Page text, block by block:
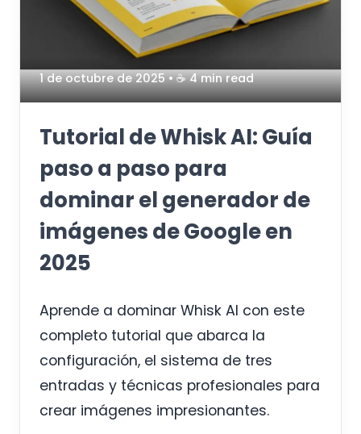
1 de octubre de 2025 • ☕️ 4 min read
Tutorial de Whisk AI: Guía
paso a paso para
dominar el generador de
imágenes de Google en
2025
Aprende a dominar Whisk AI con este
completo tutorial que abarca la
configuración, el sistema de tres
entradas y técnicas profesionales para
crear imágenes impresionantes.